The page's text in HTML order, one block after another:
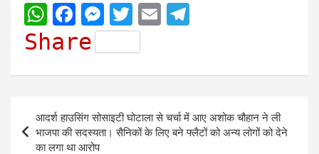
W
h
t
s
A
F
a
e
b
o
M
e
s
s
n
T
w
i
t
t
e
E
i e
r
Share
navigation
आदर्श हाउसिंग सोसाइटी घोटाला से चर्चा में आए अशोक चौहान ने ली
भाजपा की सदस्यता। सैनिकों के लिए बने फ्लैटों को अन्य लोगों को देने
का लगा था आरोप